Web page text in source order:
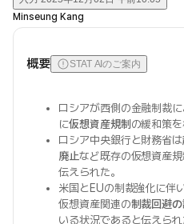
Minseung Kang
概要 STAT AIのご案内
ロシアが西側の金融制裁
に仮想資産規制 の緩和策
ロシア中央銀行と財務省は
廃止など既存の仮想資産
伝えられた。
米国とEUの制裁強化に伴い
仮想資産関連の制裁回避
いる状況であると伝えられ